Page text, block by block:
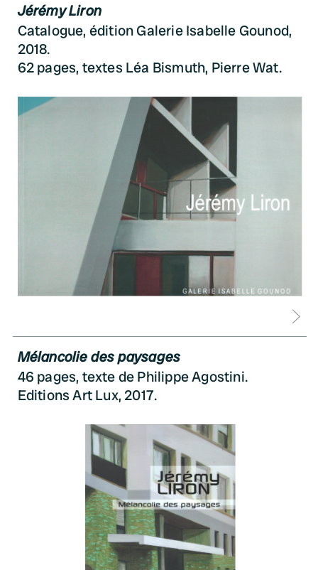
Jérémy Liron
Catalogue, édition Galerie Isabelle Gounod,
2018.
62 pages, textes Léa Bismuth, Pierre Wat.
Mélancolie des paysages
46 pages, texte de Philippe Agostini.
Editions Art Lux, 2017.